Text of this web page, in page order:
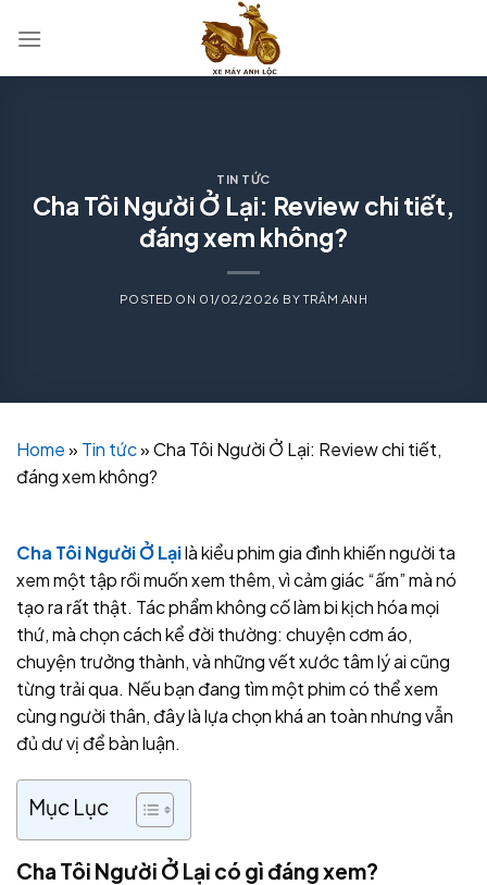
TIN TỨC
Cha Tôi Người Ở Lại: Review chi tiết,
đáng xem không?
POSTED ON 01/02/2026 BYTRÂM ANH
Home» Tin tức»Cha Tôi Người Ở Lại: Review chi tiết,
đáng xem không?
Cha Tôi Người Ở Lạilà kiểu phim gia đình khiến người ta
xem một tập rồi muốn xem thêm, vì cảm giác “ấm” mà nó
tạo ra rất thật. Tác phẩm không cố làm bi kịch hóa mọi
thứ, mà chọn cách kể đời thường: chuyện cơm áo,
chuyện trưởng thành, và những vết xước tâm lý ai cũng
từng trải qua. Nếu bạn đang tìm một phim có thể xem
cùng người thân, đây là lựa chọn khá an toàn nhưng vẫn
đủ dư vị để bàn luận.
Mục Lục
Cha Tôi Người Ở Lại có gì đáng xem?